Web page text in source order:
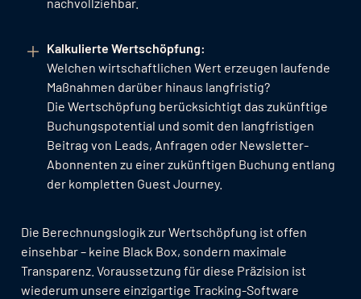
Kalkulierte Wertschöpfung:
Welchen wirtschaftlichen Wert erzeugen laufende
Maßnahmen darüber hinaus langfristig?
Die Wertschöpfung berücksichtigt das zukünftige
Buchungspotential und somit den langfristigen
Beitrag von Leads, Anfragen oder Newsletter-
Abonnenten zu einer zukünftigen Buchung entlang
der kompletten Guest Journey.
Die Berechnungslogik zur Wertschöpfung ist offen
einsehbar – keine Black Box, sondern maximale
Transparenz. Voraussetzung für diese Präzision ist
wiederum unsere einzigartige Tracking-Software